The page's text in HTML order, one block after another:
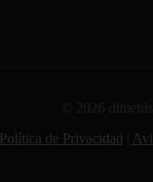
© 2026
Política de Privacidad